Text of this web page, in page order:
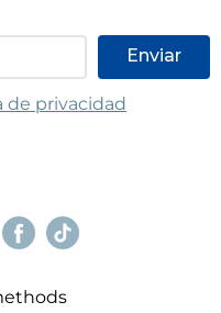
Enviar
de privacidad